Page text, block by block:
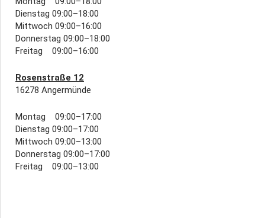
Dienstag 09:00–18:00
Mittwoch 09:00–16:00
Donnerstag 09:00–18:00
Freitag 09:00–16:00
Rosenstraße 12
16278 Angermünde
Montag 09:00–17:00
Dienstag 09:00–17:00
Mittwoch 09:00–13:00
Donnerstag 09:00–17:00
Freitag 09:00–13:00